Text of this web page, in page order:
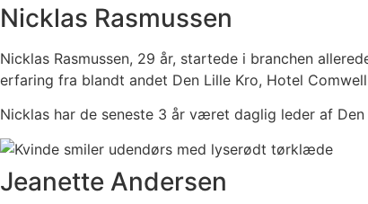
Nicklas Rasmussen
Nicklas Rasmussen, 29 år, startede i branchen
erfaring fra blandt andet Den Lille Kro, Hotel
Nicklas har de seneste 3 år været daglig leder af
Jeanette Andersen